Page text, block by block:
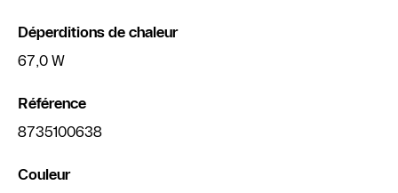
Déperditions de chaleur
67,0 W
Référence
8735100638
Couleur